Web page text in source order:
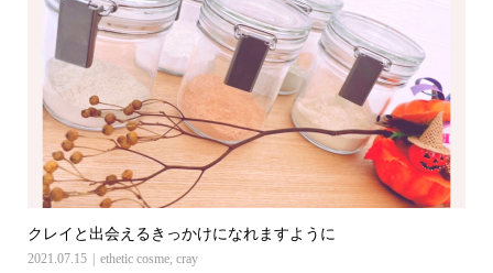
クレイと出会えるきっかけになれますように
2021.07.15 ethetic cosme, cray